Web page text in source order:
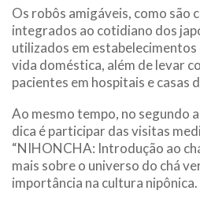
Os robôs amigáveis, como são
integrados ao cotidiano dos
utilizados em estabelecimentos
vida doméstica, além de levar
pacientes em hospitais e casas
Ao mesmo tempo, no segundo
dica é participar das visitas
“NIHONCHA: Introdução ao
mais sobre o universo do chá
importância na cultura nipônica.